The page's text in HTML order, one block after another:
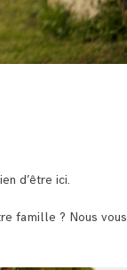
d’être ici.
famille ? Nous vous